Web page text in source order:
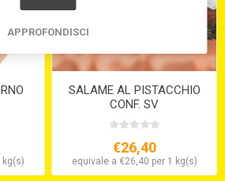
kg(s)
SALAME AL PISTACCHIO
CONF. SV
€26,40
equivale a €26,40 per 1 kg(s)
APPROFONDISCI